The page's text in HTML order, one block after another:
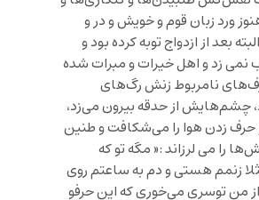
ورد زبان قوم و خویش و در و
بعد از ازدواج توبه کرده بود و
نمی زد و اهل خیرات و مبرات شده
نامربوط زنش رگ‌های
چشم‌هایش از حدقه بیرون می‌زد،
زدن هوا را می‌شکافت و طنین
را می لرزاند :« مگه تو که
زنمم هستی و دم به ساعتم روی
من تو‌سری می‌خوری که این حرفو